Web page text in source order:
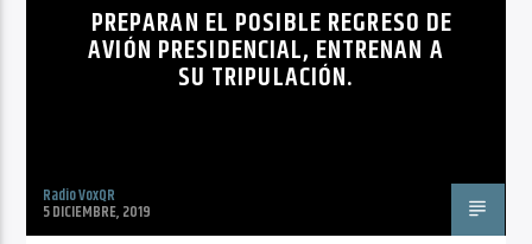
PREPARAN EL POSIBLE REGRESO DE
AVIÓN PRESIDENCIAL, ENTRENAN A
SU TRIPULACIÓN.
Radio VoxQR
5 DICIEMBRE, 2019